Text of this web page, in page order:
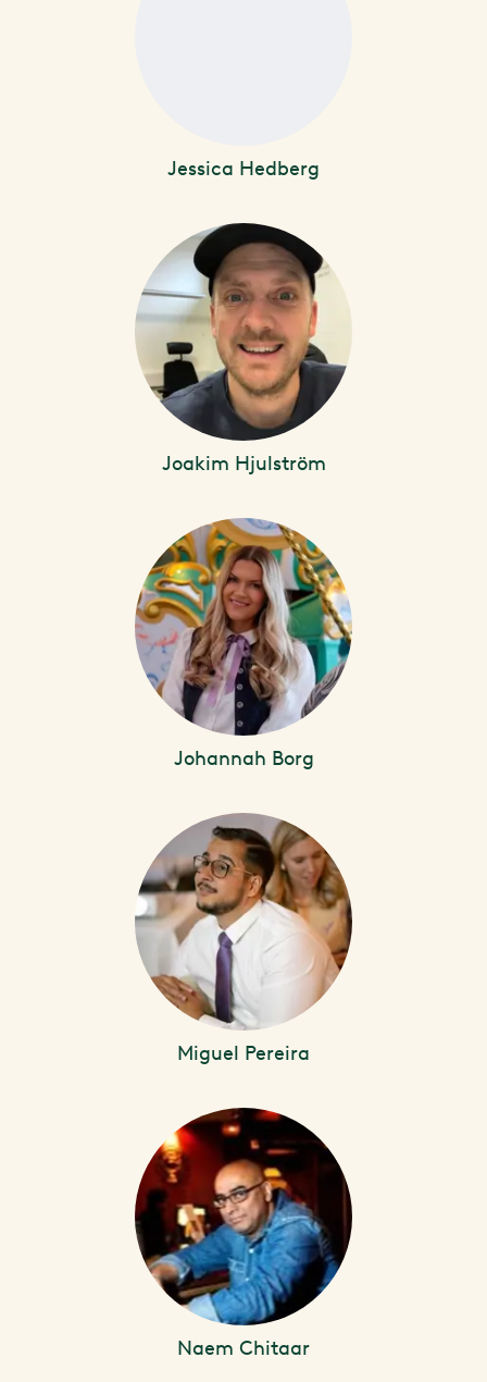
Jessica Hedberg
Joakim Hjulström
Johannah Borg
Miguel Pereira
Naem Chitaar